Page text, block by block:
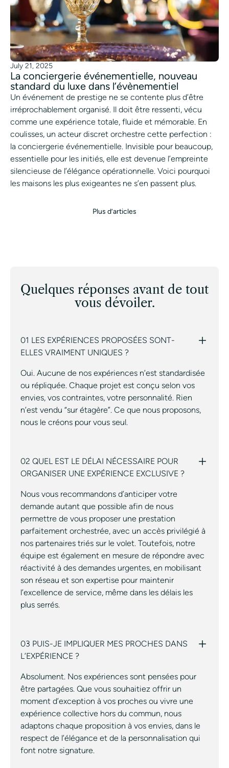
July 21, 2025
La conciergerie événementielle, nouveau
standard du luxe dans l’évènementiel
Un événement de prestige ne se contente plus d’être
irréprochablement organisé. Il doit être ressenti, vécu
comme une expérience totale, fluide et mémorable. En
coulisses, un acteur discret orchestre cette perfection :
la conciergerie événementielle. Invisible pour beaucoup,
essentielle pour les initiés, elle est devenue l’empreinte
silencieuse de l’élégance opérationnelle. Voici pourquoi
les maisons les plus exigeantes ne s’en passent plus.
Plus d’articles
Quelques réponses avant de tout
vous dévoiler.
01 LES EXPÉRIENCES PROPOSÉES SONT-
ELLES VRAIMENT UNIQUES ?
Oui. Aucune de nos expériences n’est standardisée
ou répliquée. Chaque projet est conçu selon vos
envies, vos contraintes, votre personnalité. Rien
n’est vendu “sur étagère”. Ce que nous proposons,
nous le créons pour vous seul.
02 QUEL EST LE DÉLAI NÉCESSAIRE POUR
ORGANISER UNE EXPÉRIENCE EXCLUSIVE ?
Nous vous recommandons d’anticiper votre
demande autant que possible afin de nous
permettre de vous proposer une prestation
parfaitement orchestrée, avec un accès privilégié à
nos partenaires triés sur le volet. Toutefois, notre
équipe est également en mesure de répondre avec
réactivité à des demandes urgentes, en mobilisant
son réseau et son expertise pour maintenir
l’excellence de service, même dans les délais les
plus serrés.
03 PUIS-JE IMPLIQUER MES PROCHES DANS
L’EXPÉRIENCE ?
Absolument. Nos expériences sont pensées pour
être partagées. Que vous souhaitiez offrir un
moment d’exception à vos proches ou vivre une
expérience collective hors du commun, nous
adaptons chaque proposition à vos envies, dans le
respect de l’élégance et de la personnalisation qui
font notre signature.